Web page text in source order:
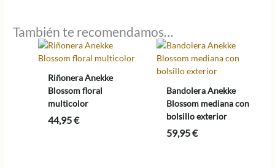
También te recomendamos…
Riñonera Anekke
Blossom floral
multicolor
44,95€
Bandolera Anekke
Blossom mediana con
bolsillo exterior
59,95€